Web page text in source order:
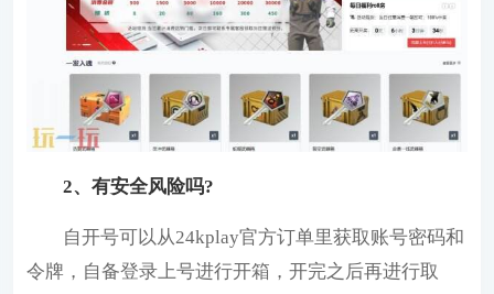
2、有安全风险吗?
自开号可以从24kplay官方订单里获取账号密码和
令牌，自备登录上号进行开箱，开完之后再进行取